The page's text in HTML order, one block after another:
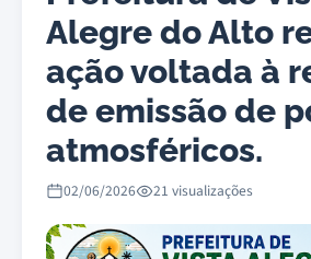
Alegre do Alto
ação voltada à
de emissão de
atmosféricos.
02/06/2026 21 visualizações